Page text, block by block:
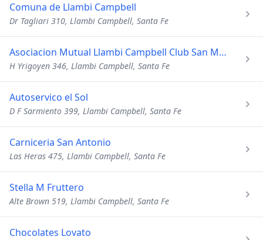
Comuna de Llambi Campbell
Dr Tagliari 310, Llambi Campbell, Santa Fe
Asociacion Mutual Llambi Campbell Club San Martin
H Yrigoyen 346, Llambi Campbell, Santa Fe
Autoservico el Sol
D F Sarmiento 399, Llambi Campbell, Santa Fe
Carniceria San Antonio
Las Heras 475, Llambi Campbell, Santa Fe
Stella M Fruttero
Alte Brown 519, Llambi Campbell, Santa Fe
Chocolates Lovato